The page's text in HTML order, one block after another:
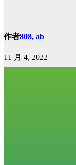
作者808, ab
11 月 4, 2022